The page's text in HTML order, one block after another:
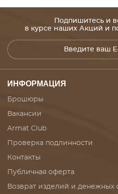
Подпишитесь и
в курсе наших Акций и
ИНФОРМАЦИЯ
Брошюры
Вакансии
Armat Club
Проверка подлинности
Контакты
Публичная оферта
Возврат изделий и денежных